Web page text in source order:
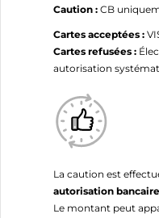
Caution : CB
Cartes acceptées :
Cartes refusées :
autorisation
La caution est
autorisation bancaire
Le montant peut